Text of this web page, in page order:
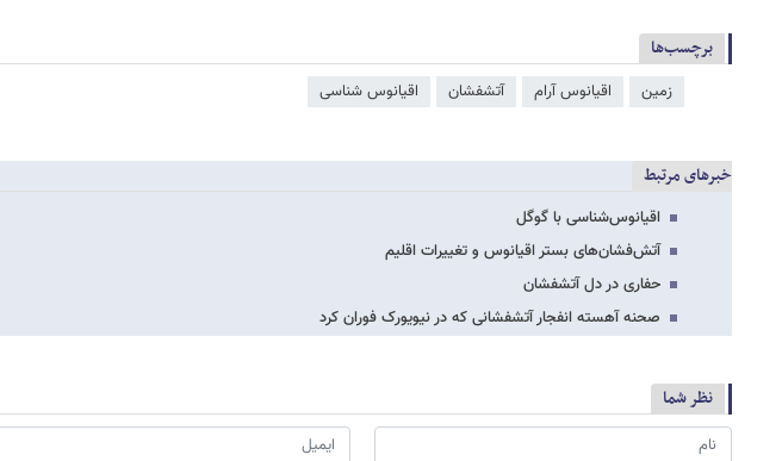
برچسب‌ها
زمین اقیانوس آرام آتشفشان اقیانوس شناسی
خبرهای مرتبط
اقیانوس‌شناسی با گوگل
آتش‌فشان‌های بستر اقیانوس و تغییرات اقلیم
حفاری در دل آتشفشان
صحنه آهسته انفجار آتشفشانی که در نیویورک فوران کرد
نظر شما